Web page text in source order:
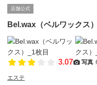
店舗公式
Bel.wax（ベルワックス）
3.07 写真
エステ